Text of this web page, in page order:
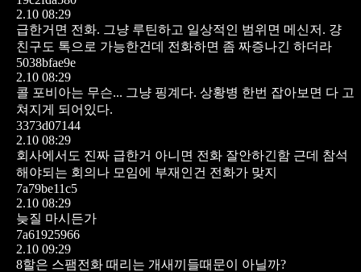
2.10 08:29
급한거면 전화. 그냥 루틴하고 일상적인 범위면 메신저. 걍
친구도 톡으로 가능한건데 전화하면 좀 짜증나긴 하더라
5038bfae9e
2.10 08:29
콜 포비아는 무슨... 그냥 핑계다. 상황병 한번 잡아보면 다 고
쳐지게 되어있다.
3373d07144
2.10 08:29
회사에서도 진짜 급한거 아니면 전화 잘안하긴함 근데 참석
해야되는 회의나 모임에 부재인건 전화가 맞지
7a79be11c5
2.10 08:29
늦질 마시든가
7a61925966
2.10 09:29
8할은 스팸전화 때리는 개새끼들때문이 아닐까?